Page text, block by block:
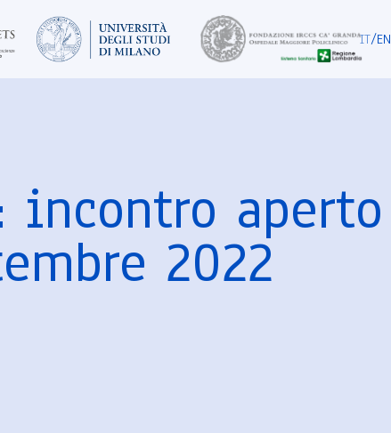
IT/EN
aperto
2022